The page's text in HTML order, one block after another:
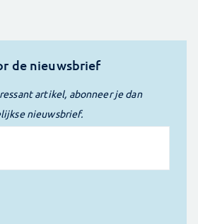
de nieuwsbrief
artikel, abonneer je dan
nieuwsbrief.